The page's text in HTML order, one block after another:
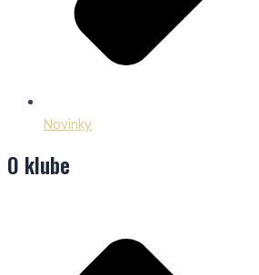
Novinky
O klube